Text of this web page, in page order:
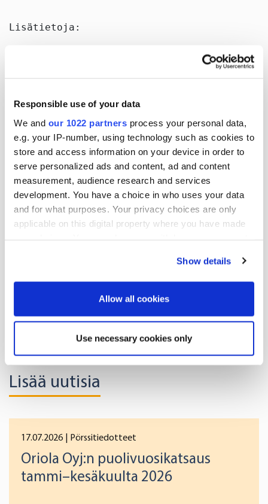
Responsible use of your data
We and our 1022 partners process your personal data,
e.g. your IP-number, using technology such as cookies to
store and access information on your device in order to
serve personalized ads and content, ad and content
measurement, audience research and services
development. You have a choice in who uses your data
and for what purposes. Your privacy choices are only
applicable on this digital property where you have made
If you allow, we would also like to:
Identify your device by actively scanning it for
specific characteristics (fingerprinting)
Find out more about how your personal data is processed
We use cookies to offer you a better user experience,
analyse traffic and for advertising. You may change your
preferences below or at any time later.
Show details
Allow all cookies
Use necessary cookies only
Lisätietoja:
Pellervo Hämäläinen
viestintä- ja sijoittajasuhdejohtaja
puh. 010 429 2497
sähköposti: pellervo.hamalainen@oriola-
Jakelu:
NASDAQ OMX Helsinki Oy
Keskeiset tiedotusvälineet
Julkaisija:
Oriola-KD Oyj
www.oriola-kd.com
[HUG#1386472]
Lisää uutisia
17.07.2026 | Pörssitiedotteet
Oriola Oyj:n puolivuosikatsaus
tammi–kesäkuulta 2026